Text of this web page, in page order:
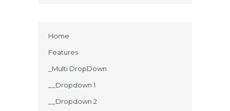
Home
Features
_Multi DropDown
__Dropdown 1
__Dropdown 2